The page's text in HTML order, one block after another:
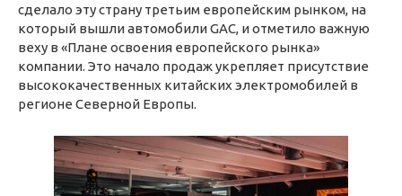
сделало эту страну третьим европейским рынком, на
который вышли автомобили GAC, и отметило важную
веху в «Плане освоения европейского рынка»
компании. Это начало продаж укрепляет присутствие
высококачественных китайских электромобилей в
регионе Северной Европы.